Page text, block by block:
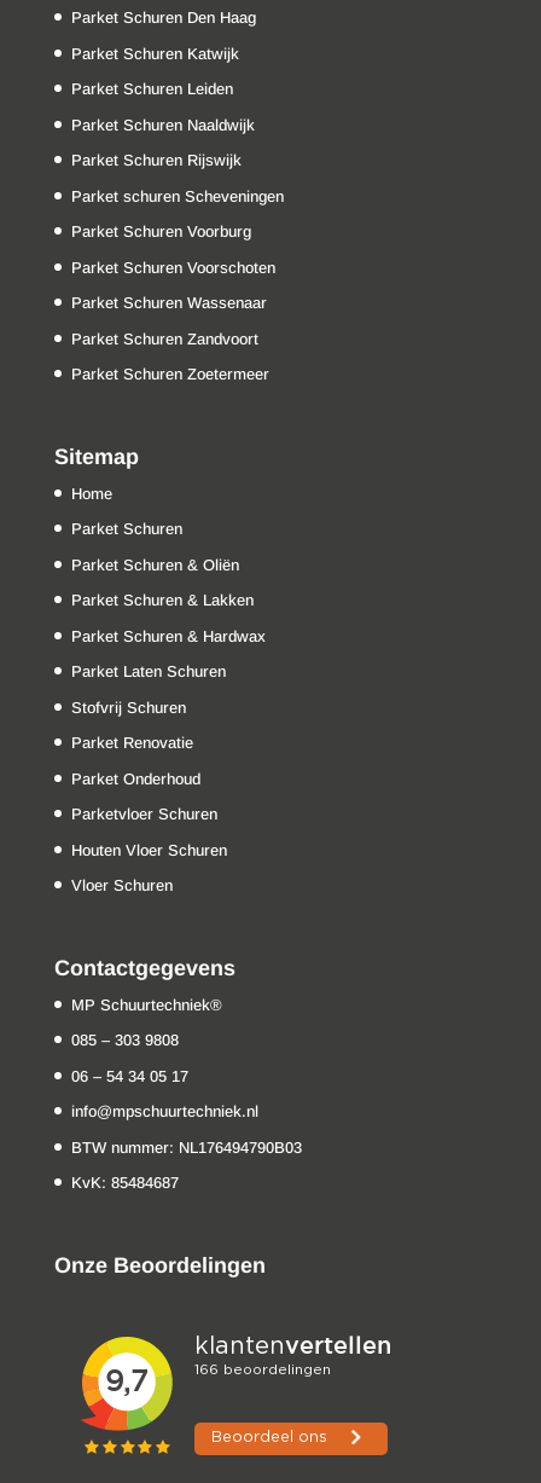
Parket Schuren Den Haag
Parket Schuren Katwijk
Parket Schuren Leiden
Parket Schuren Naaldwijk
Parket Schuren Rijswijk
Parket schuren Scheveningen
Parket Schuren Voorburg
Parket Schuren Voorschoten
Parket Schuren Wassenaar
Parket Schuren Zandvoort
Parket Schuren Zoetermeer
Sitemap
Home
Parket Schuren
Parket Schuren & Oliën
Parket Schuren & Lakken
Parket Schuren & Hardwax
Parket Laten Schuren
Stofvrij Schuren
Parket Renovatie
Parket Onderhoud
Parketvloer Schuren
Houten Vloer Schuren
Vloer Schuren
Contactgegevens
MP Schuurtechniek®
085 – 303 9808
06 – 54 34 05 17
info@mpschuurtechniek.nl
BTW nummer: NL176494790B03
KvK: 85484687
Onze Beoordelingen